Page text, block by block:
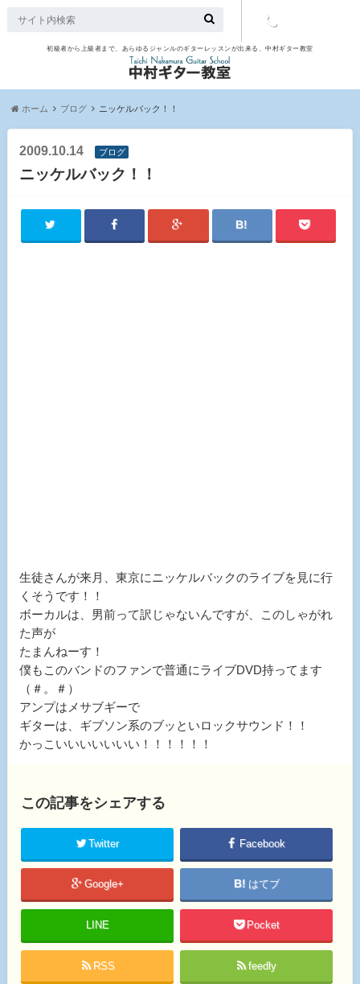
初級者から上級者まで、あらゆるジャンルのギターレッスンが出来る、中村ギター教室
ホーム ブログ ニッケルバック！！
2009.10.14 ブログ
ニッケルバック！！
生徒さんが来月、東京にニッケルバックのライブを見に行
くそうです！！
ボーカルは、男前って訳じゃないんですが、このしゃがれ
た声が
たまんねーす！
僕もこのバンドのファンで普通にライブDVD持ってます
（＃。＃）
アンプはメサブギーで
ギターは、ギブソン系のブッといロックサウンド！！
かっこいいいいいいい！！！！！！
この記事をシェアする
Twitter Facebook
Google+ はてブ
LINE Pocket
RSS feedly